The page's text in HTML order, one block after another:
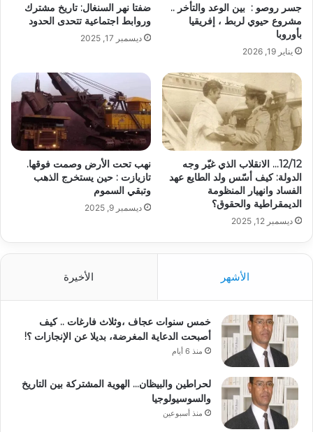
جسر روصو : بين الوعد والتأخر ..
مشروع حيوي لربط ، إفريقيا
بأوروبا
يناير 19, 2026
ضفتا نهر السنغال: تاريخ مشترك
وروابط اجتماعية تتحدى الحدود
ديسمبر 17, 2025
12/12… الانقلاب الذي غيّر وجه
الدولة: كيف أسّس ولد الطايع عهد
الفساد وانهيار المنظومة
الديمقراطية والحقوق؟
ديسمبر 12, 2025
نهب تحت الأرض وصمت فوقها.
تازيازت : حين يستخرج الذهب
وتبقي السموم
ديسمبر 9, 2025
الأشهر الأخيرة
خمس سنوات عجاف ،وثلاث فارغات .. كيف
أصبحت الدعاية المغرضة، بديلا عن الإنجازات ؟!
منذ 6 أيام
لحراطين والبيظان… الهوية المشتركة بين التاريخ
والسوسيولوجيا
منذ أسبوعين